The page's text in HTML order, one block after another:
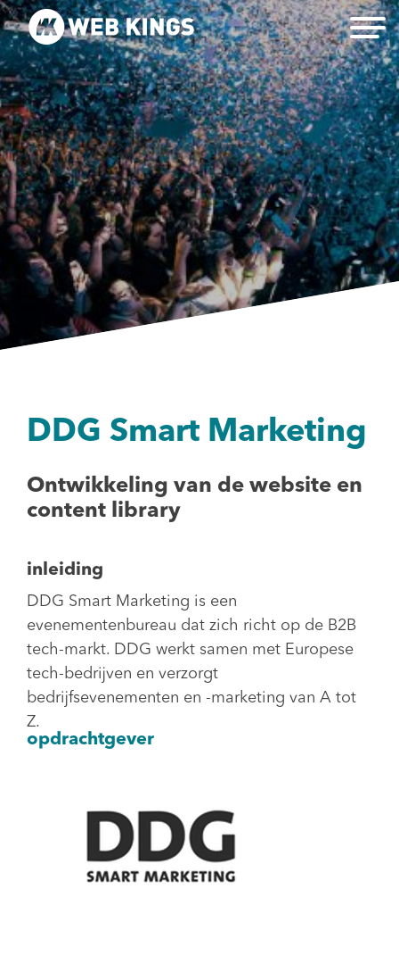
DDG Smart Marketing
Ontwikkeling van de website en
content library
inleiding
DDG Smart Marketing is een
evenementenbureau dat zich richt op de B2B
tech-markt. DDG werkt samen met Europese
tech-bedrijven en verzorgt
bedrijfsevenementen en -marketing van A tot
Z.
opdrachtgever